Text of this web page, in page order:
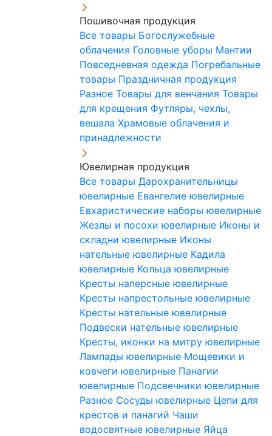
Пошивочная продукция
Все товары Богослужебные
облачения Головные уборы Мантии
Повседневная одежда Погребальные
товары Праздничная продукция
Разное Товары для венчания Товары
для крещения Футляры, чехлы,
вешала Храмовые облачения и
принадлежности
Ювелирная продукция
Все товары Дарохранительницы
ювелирные Евангелие ювелирные
Евхаристические наборы ювелирные
Жезлы и посохи ювелирные Иконы и
складни ювелирные Иконы
нательные ювелирные Кадила
ювелирные Кольца ювелирные
Кресты наперсные ювелирные
Кресты напрестольные ювелирные
Кресты нательные ювелирные
Подвески нательные ювелирные
Кресты, иконки на митру ювелирные
Лампады ювелирные Мощевики и
ковчеги ювелирные Панагии
ювелирные Подсвечники ювелирные
Разное Сосуды ювелирные Цепи для
крестов и панагий Чаши
водосвятные ювелирные Яйца